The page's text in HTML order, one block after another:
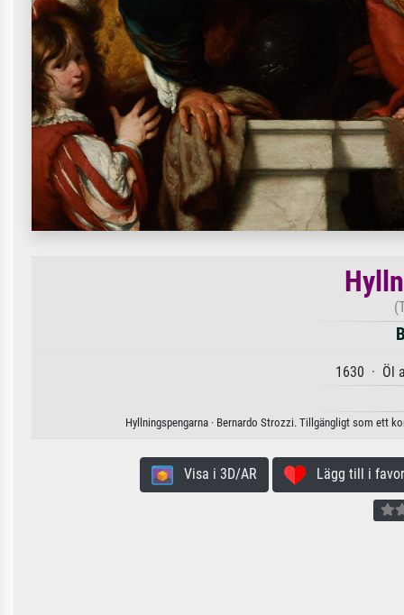
1630 · Öl
Hyllningspengarna · Bernardo Strozzi. Tillgängligt som ett
Visa i 3D/AR Lägg till i